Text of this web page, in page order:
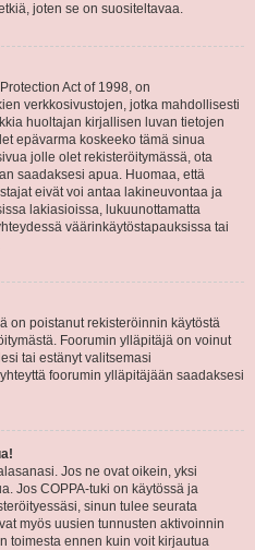
joten se on suositeltavaa.
Act of 1998, on
verkkosivustojen, jotka mahdollisesti
huoltajan kirjallisen luvan tietojen
epävarma koskeeko tämä sinua
jolle olet rekisteröitymässä, ota
saadaksesi apua. Huomaa, että
eivät voi antaa lakineuvontaa ja
lakiasioissa, lukuunottamatta
väärinkäytöstapauksissa tai
on poistanut rekisteröinnin käytöstä
Foorumin ylläpitäjä on voinut
tai estänyt valitsemasi
foorumin ylläpitäjään saadaksesi
Jos ne ovat oikein, yksi
Jos COPPA-tuki on käytössä ja
sinun tulee seurata
myös uusien tunnusten aktivoinnin
toimesta ennen kuin voit kirjautua